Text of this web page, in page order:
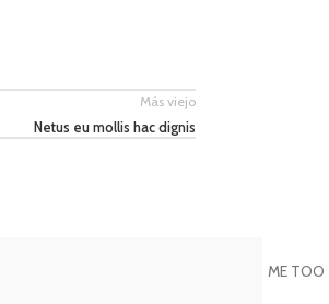
Más viejo
Netus eu mollis hac dignis